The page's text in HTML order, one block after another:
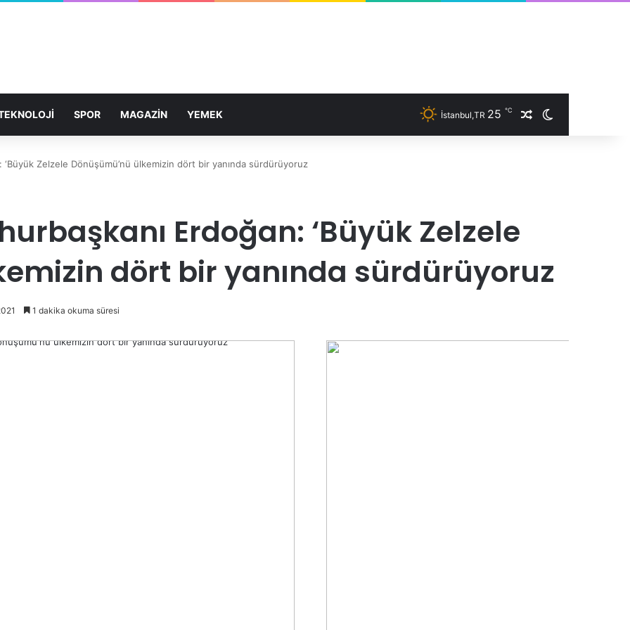
SPOR MAGAZİN YEMEK İstanbul,TR 25 ℃
‘Büyük Zelzele Dönüşümü’nü ülkemizin dört bir yanında sürdürüyoruz
Erdoğan: ‘Büyük Zelzele
dört bir yanında sürdürüyoruz
1 dakika okuma süresi